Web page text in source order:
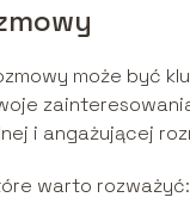
może być
i angażującej
warto rozważyć: